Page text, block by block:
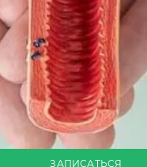
ЗАПИСАТЬСЯ